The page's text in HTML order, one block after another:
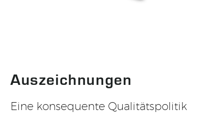
Auszeichnungen
Eine konsequente Qualitätspolitik